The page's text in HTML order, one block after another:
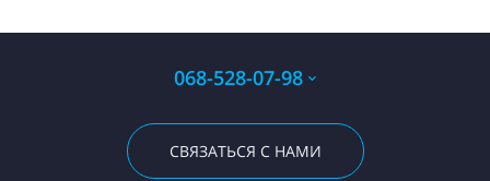
068-528-07-98
СВЯЗАТЬСЯ С НАМИ